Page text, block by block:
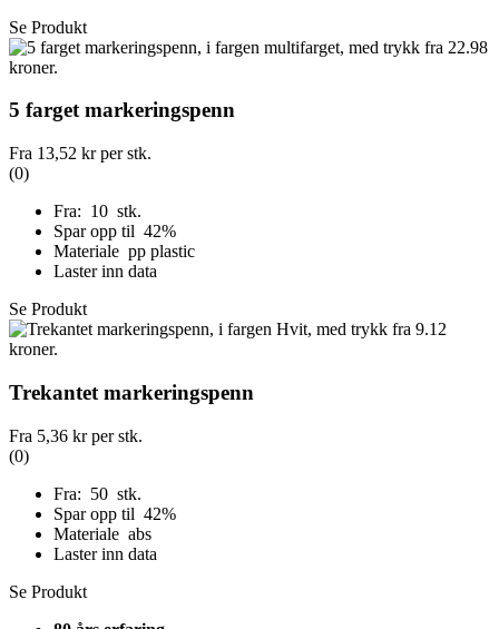
Se Produkt
5 farget markeringspenn
Fra 13,52 krper stk.
(0)
Fra: 10 stk.
Spar opp til 42%
Materiale pp plastic
Laster inn data
Se Produkt
Trekantet markeringspenn
Fra 5,36 krper stk.
(0)
Fra: 50 stk.
Spar opp til 42%
Materiale abs
Laster inn data
Se Produkt